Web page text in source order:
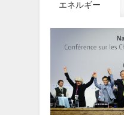
エネルギー